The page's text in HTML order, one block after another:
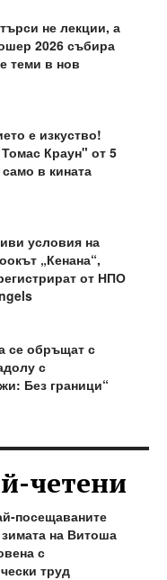
не лекции, а
2026 събира
теми в нов
е изкуство!
Краун" от 5
в кината
условия на
„Кенана“,
от НПО
се обръщат с
с
Без граници“
четени
посещаваните
на Витоша
с
труд